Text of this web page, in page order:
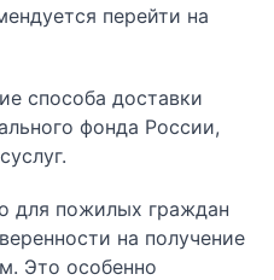
перейти на
способа доставки
фонда России,
для пожилых граждан
на получение
Это особенно